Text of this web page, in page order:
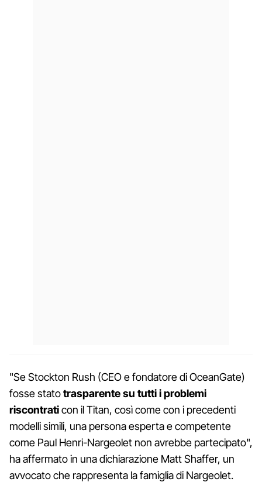
"Se Stockton Rush (CEO e fondatore di OceanGate)
fosse statotrasparente su tuttiiproblemi
riscontraticon il Titan, così come con i precedenti
modelli simili, una persona esperta e competente
come Paul Henri-Nargeolet non avrebbe partecipato",
ha affermato in una dichiarazione Matt Shaffer, un
avvocato che rappresenta la famiglia di Nargeolet.